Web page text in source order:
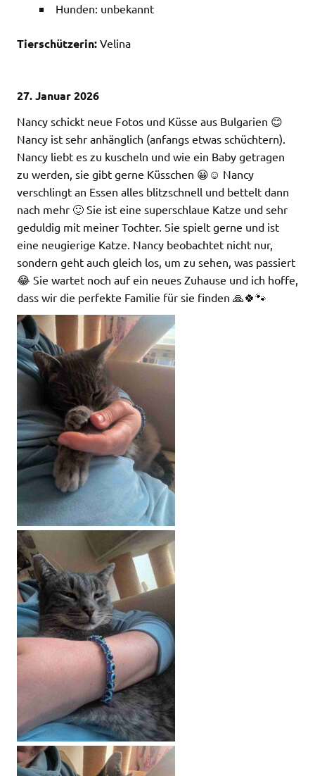
Hunden: unbekannt
Tierschützerin: Velina
27. Januar 2026
Nancy schickt neue Fotos und Küsse aus Bulgarien 😊
Nancy ist sehr anhänglich (anfangs etwas schüchtern).
Nancy liebt es zu kuscheln und wie ein Baby getragen
zu werden, sie gibt gerne Küsschen 😀☺️ Nancy
verschlingt an Essen alles blitzschnell und bettelt dann
nach mehr 🙂 Sie ist eine superschlaue Katze und sehr
geduldig mit meiner Tochter. Sie spielt gerne und ist
eine neugierige Katze. Nancy beobachtet nicht nur,
sondern geht auch gleich los, um zu sehen, was passiert
😂 Sie wartet noch auf ein neues Zuhause und ich hoffe,
dass wir die perfekte Familie für sie finden 🙏🍀🐾